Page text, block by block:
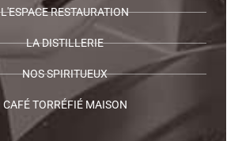
L'ESPACE RESTAURATION
LA DISTILLERIE
NOS SPIRITUEUX
CAFÉ TORRÉFIÉ MAISON